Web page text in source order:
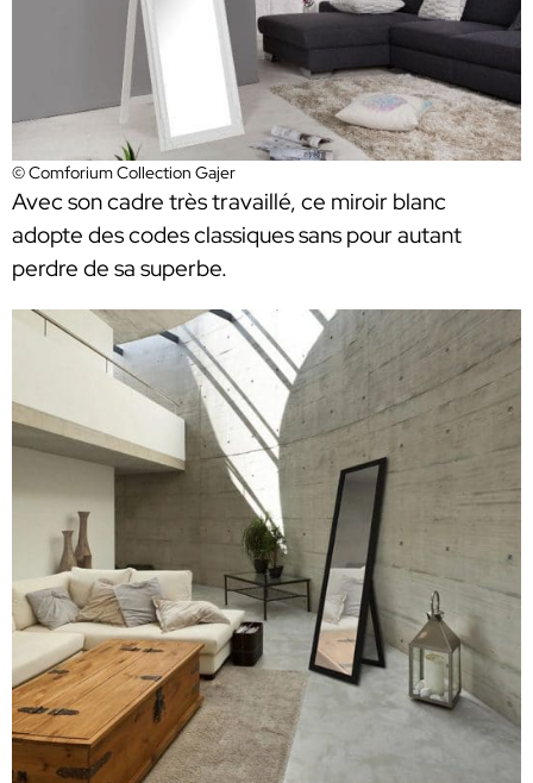
© Comforium Collection Gajer
Avec son cadre très travaillé, ce miroir blanc
adopte des codes classiques sans pour autant
perdre de sa superbe.